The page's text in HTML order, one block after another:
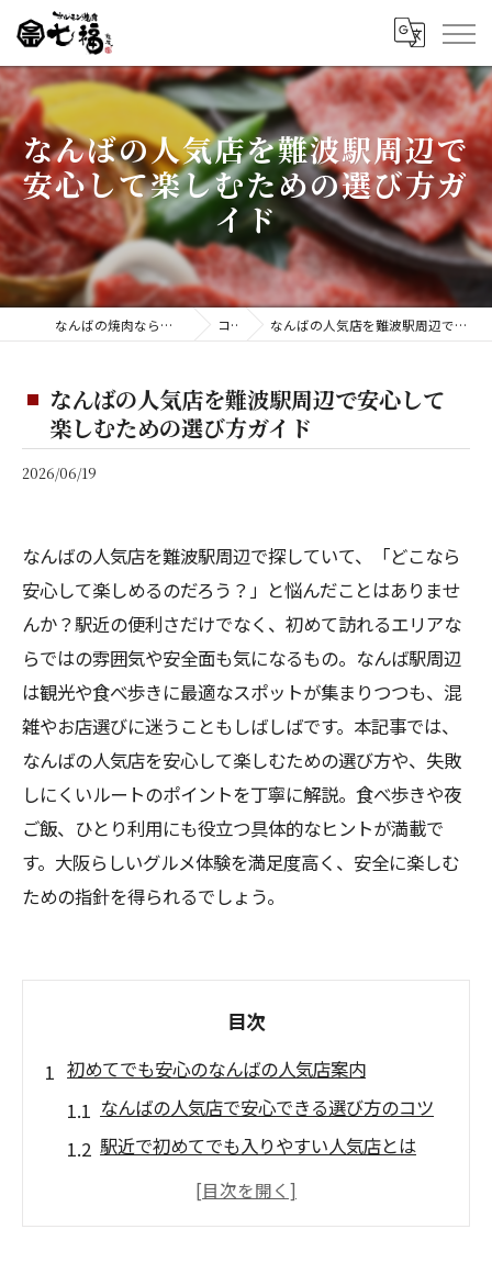
なんばの人気店を難波駅周辺で
安心して楽しむための選び方ガ
イド
なんばの焼肉ならホルモン焼肉 七福 難波店 コラム なんばの人気店を難波駅周辺で安心して楽しむための選び方ガイド
なんばの人気店を難波駅周辺で安心して
楽しむための選び方ガイド
2026/06/19
なんばの人気店を難波駅周辺で探していて、「どこなら
安心して楽しめるのだろう？」と悩んだことはありませ
んか？駅近の便利さだけでなく、初めて訪れるエリアな
らではの雰囲気や安全面も気になるもの。なんば駅周辺
は観光や食べ歩きに最適なスポットが集まりつつも、混
雑やお店選びに迷うこともしばしばです。本記事では、
なんばの人気店を安心して楽しむための選び方や、失敗
しにくいルートのポイントを丁寧に解説。食べ歩きや夜
ご飯、ひとり利用にも役立つ具体的なヒントが満載で
す。大阪らしいグルメ体験を満足度高く、安全に楽しむ
ための指針を得られるでしょう。
目次
初めてでも安心のなんばの人気店案内
なんばの人気店で安心できる選び方のコツ
駅近で初めてでも入りやすい人気店とは
難波駅周辺の雰囲気と治安をチェック
なんばの人気店を迷わず探すための工夫